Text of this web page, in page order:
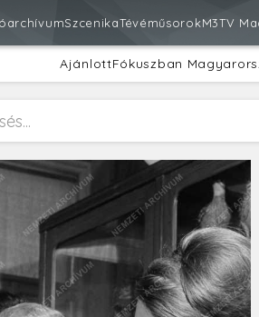
SzcenikaTévéműsorokM3TV
AjánlottFókuszban